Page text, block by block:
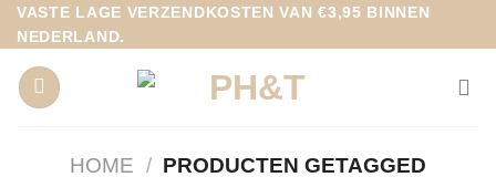
Ga
naar
inhoud
VASTE LAGE VERZENDKOSTEN VAN €3,95 BINNEN
NEDERLAND.
HOME / PRODUCTEN GETAGGED